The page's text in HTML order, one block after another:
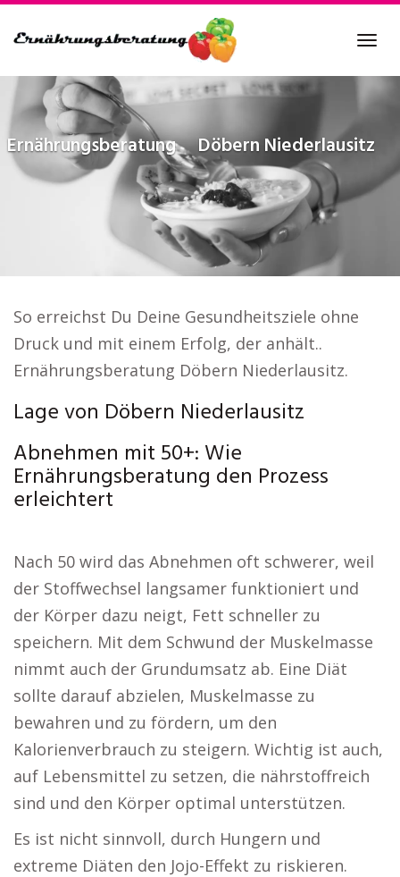
to
content
Ernährungsberatung Döbern Niederlausitz
So erreichst Du Deine Gesundheitsziele ohne
Druck und mit einem Erfolg, der anhält..
Ernährungsberatung Döbern Niederlausitz.
Lage von Döbern Niederlausitz
Abnehmen mit 50+: Wie
Ernährungsberatung den Prozess
erleichtert
Nach 50 wird das Abnehmen oft schwerer, weil
der Stoffwechsel langsamer funktioniert und
der Körper dazu neigt, Fett schneller zu
speichern. Mit dem Schwund der Muskelmasse
nimmt auch der Grundumsatz ab. Eine Diät
sollte darauf abzielen, Muskelmasse zu
bewahren und zu fördern, um den
Kalorienverbrauch zu steigern. Wichtig ist auch,
auf Lebensmittel zu setzen, die nährstoffreich
sind und den Körper optimal unterstützen.
Es ist nicht sinnvoll, durch Hungern und
extreme Diäten den Jojo-Effekt zu riskieren.